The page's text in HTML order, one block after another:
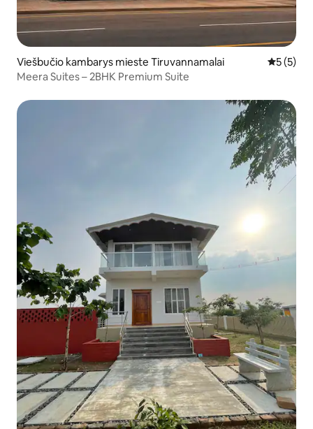
Viešbučio kambarys mieste Tiruvannamalai Vidutinis
5 (5)
Meera Suites – 2BHK Premium Suite